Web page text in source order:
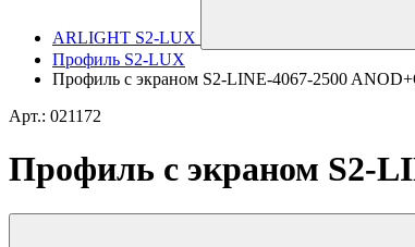
ARLIGHT S2-LUX
Профиль S2-LUX
Профиль с экраном S2-LINE-4067-2500
Арт.: 021172
Профиль с экраном S2-